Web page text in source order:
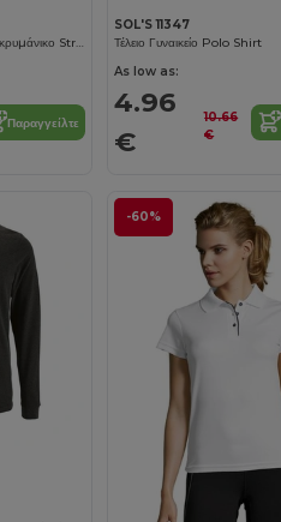
BLAKE MEN Πουκάμισο Μακρυμάνικο Stretch
Παραγγείλτε
SOL'S 11347
Τέλειο Γυναικείο Polo Shirt
As low as:
4.96
€
10.66
€
-60%